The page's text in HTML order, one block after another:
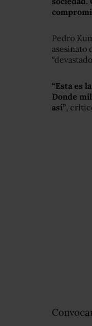
Pedro
asesinato
“Esta es
Donde
así”,